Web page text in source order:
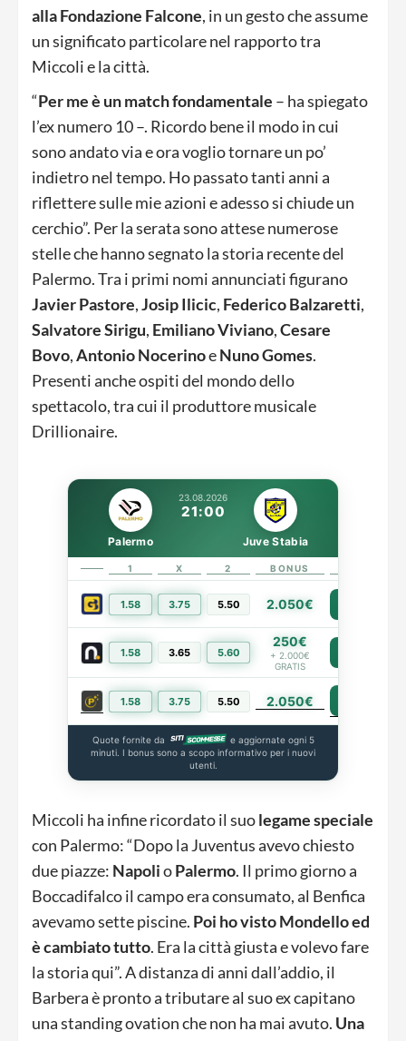
alla Fondazione Falcone, in un gesto che assume
un significato particolare nel rapporto tra
Miccoli e la città.
“Per me è un match fondamentale – ha spiegato
l’ex numero 10 –. Ricordo bene il modo in cui
sono andato via e ora voglio tornare un po’
indietro nel tempo. Ho passato tanti anni a
riflettere sulle mie azioni e adesso si chiude un
cerchio”. Per la serata sono attese numerose
stelle che hanno segnato la storia recente del
Palermo. Tra i primi nomi annunciati figurano
Javier Pastore,Josip Ilicic, Federico Balzaretti,
Salvatore Sirigu, Emiliano Viviano,Cesare
Bovo,Antonio NocerinoeNuno Gomes.
Presenti anche ospiti del mondo dello
spettacolo, tra cui il produttore musicale
Drillionaire.
23.08.2026
21:00
Palermo Juve Stabia
1 X 2 BONUS
1.58 3.75 5.50 2.050€
1.58 3.65 5.60
250€
+ 2.000€
GRATIS
1.58 3.75 5.50 2.050€
Quote fornite da
e aggiornate ogni 5
minuti. I bonus sono a scopo informativo per i nuovi
utenti.
Miccoli ha infine ricordato il suolegame speciale
con Palermo: “Dopo la Juventus avevo chiesto
due piazze: NapolioPalermo. Il primo giorno a
Boccadifalco il campo era consumato, al Benfica
avevamo sette piscine. Poi ho visto Mondello ed
è cambiato tutto. Era la città giusta e volevo fare
la storia qui”. A distanza di anni dall’addio, il
Barbera è pronto a tributare al suo ex capitano
una standing ovation che non ha mai avuto. Una